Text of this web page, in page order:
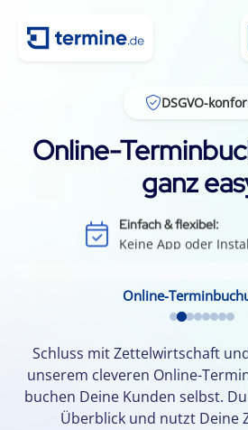
DSGVO-
Online-
ganz
Effizient & zeitsparend:
Weniger Leerlauf durch
Einfach & flexibel:
Keine App oder
Durch einfache
Kalenderintegration:
Schluss mit Zettelwirtschaft
unserem cleveren Online-
buchen Deine Kunden selbst.
Überblick und nutzt Deine
Online-